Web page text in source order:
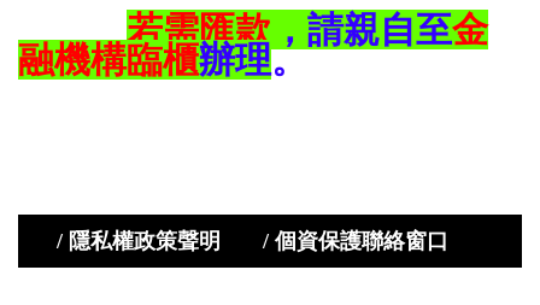
若需匯款 ，請親自至金
融機構臨櫃辦理。
/ 隱私權政策聲明 / 個資保護聯絡窗口